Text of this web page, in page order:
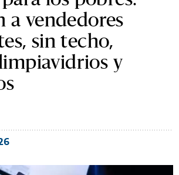
a vendedores
sin techo,
y